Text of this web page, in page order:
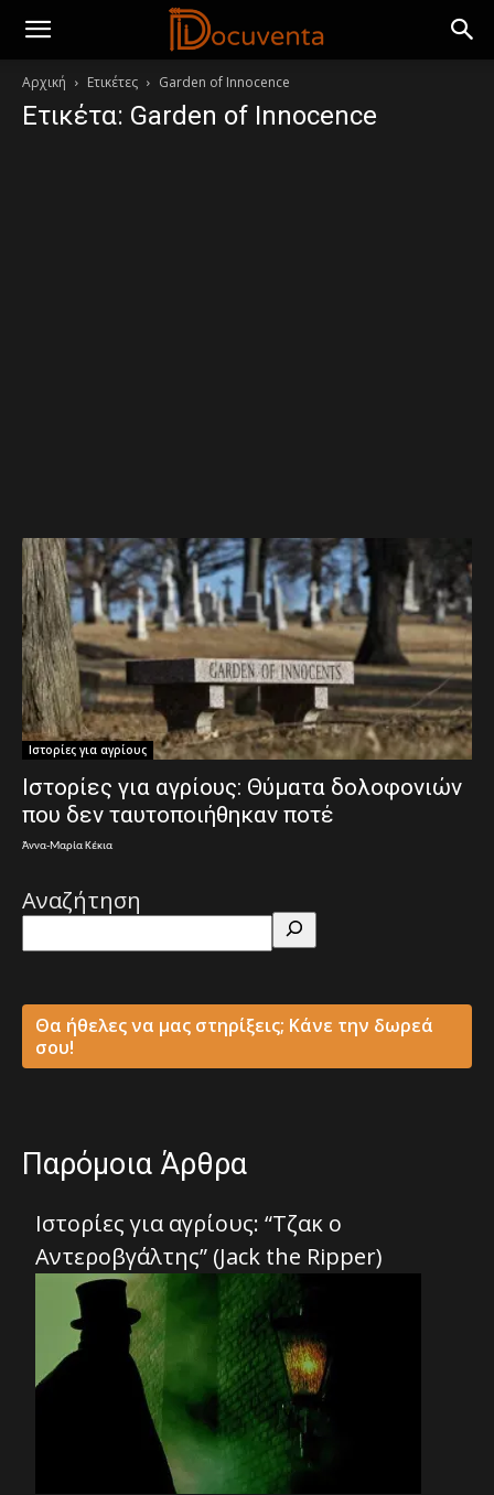
Αρχική Ετικέτες Garden of Innocence
Ετικέτα: Garden of Innocence
Ιστορίες για αγρίους
Ιστορίες για αγρίους: Θύματα δολοφονιών
που δεν ταυτοποιήθηκαν ποτέ
Άννα-Μαρία Κέκια
Αναζήτηση
Θα ήθελες να μας στηρίξεις; Κάνε την δωρεά
σου!
Παρόμοια Άρθρα
Ιστορίες για αγρίους: “Τζακ ο
Αντεροβγάλτης” (Jack the Ripper)